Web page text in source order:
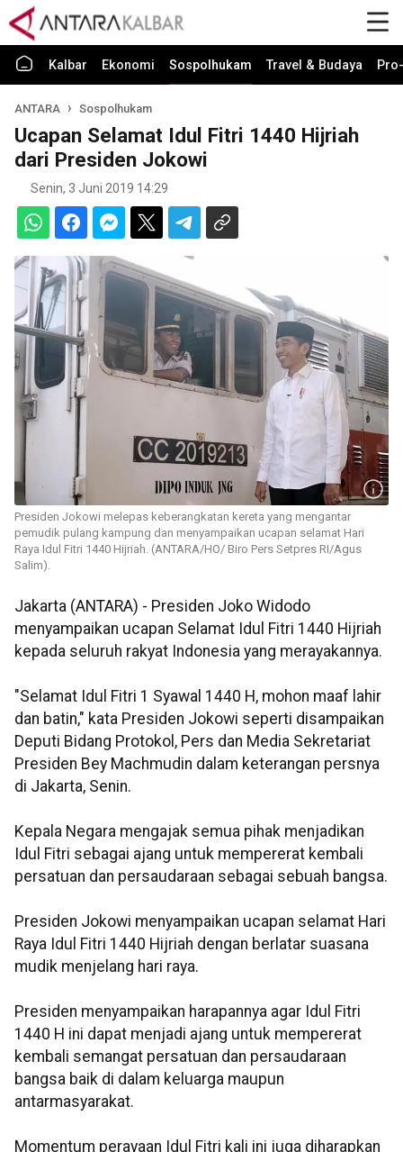
Kalbar Ekonomi Sospolhukam Travel & Budaya
ANTARA Sospolhukam
Ucapan Selamat Idul Fitri 1440 Hijriah
dari Presiden Jokowi
Senin, 3 Juni 2019 14:29
Presiden Jokowi melepas keberangkatan kereta yang mengantar
pemudik pulang kampung dan menyampaikan ucapan selamat Hari
Raya Idul Fitri 1440 Hijriah. (ANTARA/HO/ Biro Pers Setpres RI/Agus
Salim).
Jakarta (ANTARA) - Presiden Joko Widodo
menyampaikan ucapan Selamat Idul Fitri 1440 Hijriah
kepada seluruh rakyat Indonesia yang merayakannya.
"Selamat Idul Fitri 1 Syawal 1440 H, mohon maaf lahir
dan batin," kata Presiden Jokowi seperti disampaikan
Deputi Bidang Protokol, Pers dan Media Sekretariat
Presiden Bey Machmudin dalam keterangan persnya
di Jakarta, Senin.
Kepala Negara mengajak semua pihak menjadikan
Idul Fitri sebagai ajang untuk mempererat kembali
persatuan dan persaudaraan sebagai sebuah bangsa.
Presiden Jokowi menyampaikan ucapan selamat Hari
Raya Idul Fitri 1440 Hijriah dengan berlatar suasana
mudik menjelang hari raya.
Presiden menyampaikan harapannya agar Idul Fitri
1440 H ini dapat menjadi ajang untuk mempererat
kembali semangat persatuan dan persaudaraan
bangsa baik di dalam keluarga maupun
antarmasyarakat.
Momentum perayaan Idul Fitri kali ini juga diharapkan